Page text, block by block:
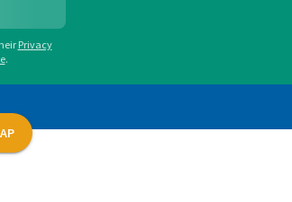
Privacy
.